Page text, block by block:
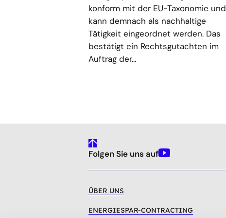
konform mit der EU-Taxonomie und
kann demnach als nachhaltige
Tätigkeit eingeordnet werden. Das
bestätigt ein Rechtsgutachten im
Auftrag der...
gehe
nach
Folgen Sie uns aufYoutube
ÜBER UNS
ENERGIESPAR-CONTRACTING